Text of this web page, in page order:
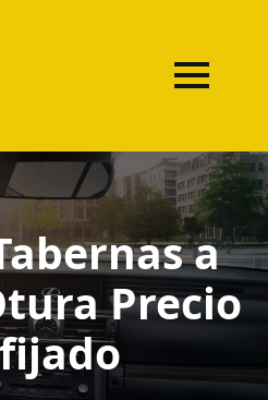
a
Precio